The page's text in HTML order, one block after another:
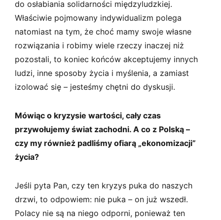
do osłabiania solidarności międzyludzkiej.
Właściwie pojmowany indywidualizm polega
natomiast na tym, że choć mamy swoje własne
rozwiązania i robimy wiele rzeczy inaczej niż
pozostali, to koniec końców akceptujemy innych
ludzi, inne sposoby życia i myślenia, a zamiast
izolować się – jesteśmy chętni do dyskusji.
Mówiąc o kryzysie wartości, cały czas
przywołujemy świat zachodni. A co z Polską –
czy my również padliśmy ofiarą „ekonomizacji”
życia?
Jeśli pyta Pan, czy ten kryzys puka do naszych
drzwi, to odpowiem: nie puka – on już wszedł.
Polacy nie są na niego odporni, ponieważ ten